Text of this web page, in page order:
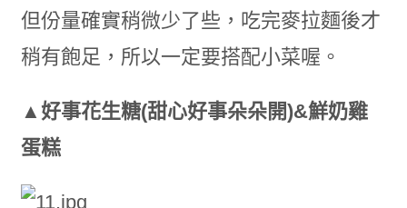
但份量確實稍微少了些，吃完麥拉麵後才
稍有飽足，所以一定要搭配小菜喔。
▲好事花生糖(甜心好事朵朵開)&鮮奶雞
蛋糕